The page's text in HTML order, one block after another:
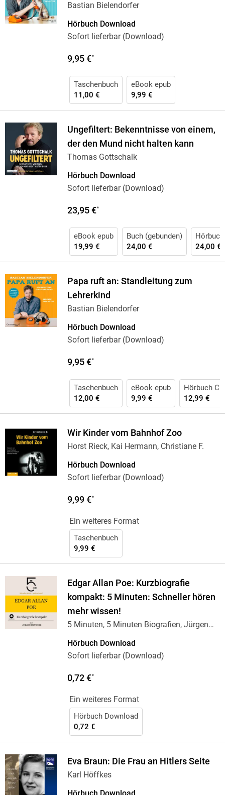
Bastian Bielendorfer
Hörbuch Download
Sofort lieferbar (Download)
9,95 €*
Taschenbuch
11,00 €
eBook epub
9,99 €
Ungefiltert: Bekenntnisse von einem,
der den Mund nicht halten kann
Thomas Gottschalk
Hörbuch Download
Sofort lieferbar (Download)
23,95 €*
eBook epub
19,99 €
Buch (gebunden)
24,00 €
24,00 €
Papa ruft an: Standleitung zum
Lehrerkind
Bastian Bielendorfer
Hörbuch Download
Sofort lieferbar (Download)
9,95 €*
Taschenbuch
12,00 €
eBook epub
9,99 €
Hörbuch CD
12,99 €
Wir Kinder vom Bahnhof Zoo
Horst Rieck, Kai Hermann, Christiane F.
Hörbuch Download
Sofort lieferbar (Download)
9,99 €*
Ein weiteres Format
Taschenbuch
9,99 €
Edgar Allan Poe: Kurzbiografie
kompakt: 5 Minuten: Schneller hören
mehr wissen!
5 Minuten, 5 Minuten Biografien, Jürgen
Hörbuch Download
Sofort lieferbar (Download)
0,72 €*
Ein weiteres Format
Hörbuch Download
0,72 €
Eva Braun: Die Frau an Hitlers Seite
Karl Höffkes